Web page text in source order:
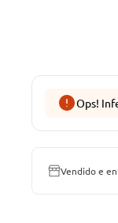
Ops!
Vendido e